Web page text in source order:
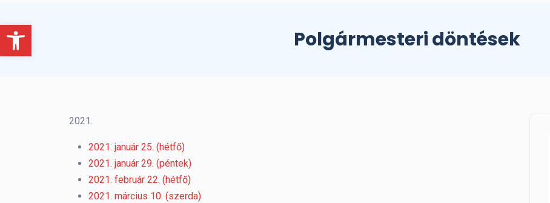
Eszköztár megnyitása Polgármesteri döntések
2021.
2021. január 25. (hétfő)
2021. január 29. (péntek)
2021. február 22. (hétfő)
2021. március 10. (szerda)